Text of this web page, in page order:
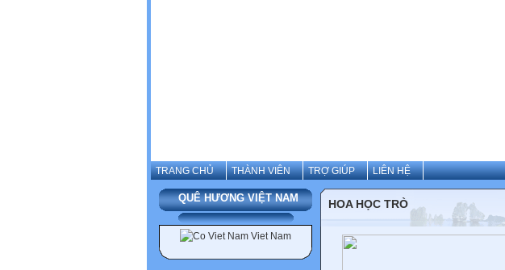
TRANG CHỦ THÀNH VIÊN TRỢ GIÚP LIÊN HỆ
QUÊ HƯƠNG VIỆT NAM HOA HỌC TRÒ